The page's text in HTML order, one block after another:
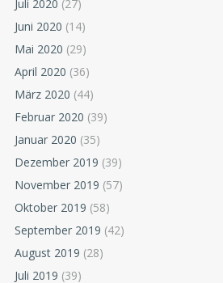
Juli 2020 (27)
Juni 2020 (14)
Mai 2020 (29)
April 2020 (36)
März 2020 (44)
Februar 2020 (39)
Januar 2020 (35)
Dezember 2019 (39)
November 2019 (57)
Oktober 2019 (58)
September 2019 (42)
August 2019 (28)
Juli 2019 (39)